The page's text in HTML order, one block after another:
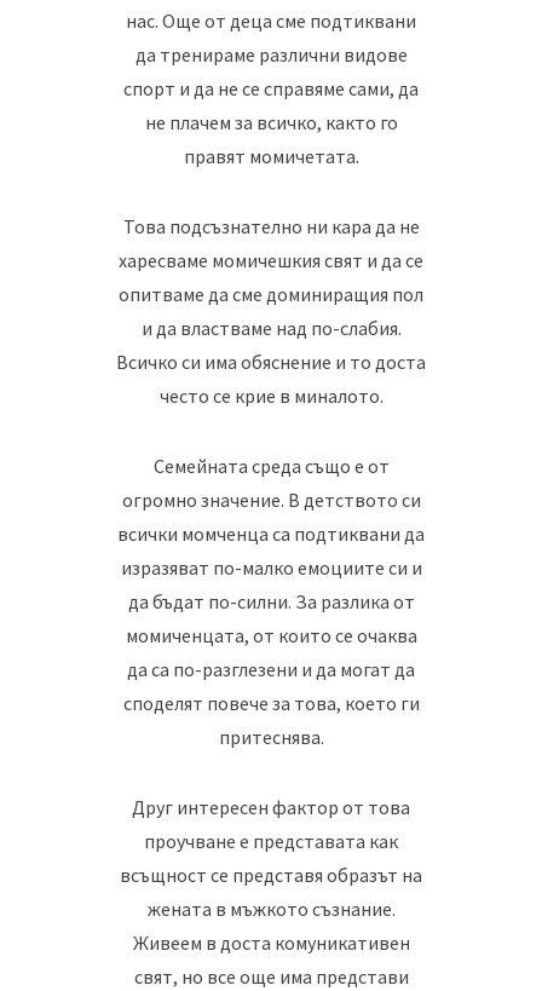
нас. Още от деца сме подтиквани
да тренираме различни видове
спорт и да не се справяме сами, да
не плачем за всичко, както го
правят момичетата.
Това подсъзнателно ни кара да не
харесваме момичешкия свят и да се
опитваме да сме доминиращия пол
и да властваме над по-слабия.
Всичко си има обяснение и то доста
често се крие в миналото.
Семейната среда също е от
огромно значение. В детството си
всички момченца са подтиквани да
изразяват по-малко емоциите си и
да бъдат по-силни. За разлика от
момиченцата, от които се очаква
да са по-разглезени и да могат да
споделят повече за това, което ги
притеснява.
Друг интересен фактор от това
проучване е представата как
всъщност се представя образът на
жената в мъжкото съзнание.
Живеем в доста комуникативен
свят, но все още има представи